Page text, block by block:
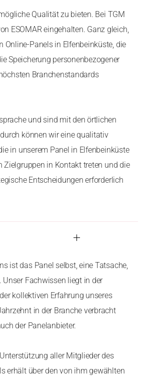
Qualität zu bieten. Bei TGM
ESOMAR eingehalten. Ganz gleich,
Panels in Elfenbeinküste, die
Speicherung personenbezogener
Branchenstandards
und sind mit den örtlichen
können wir eine qualitativ
in unserem Panel in Elfenbeinküste
Zielgruppen in Kontakt treten und die
Entscheidungen erforderlich
ist das Panel selbst, eine Tatsache,
Unser Fachwissen liegt in der
kollektiven Erfahrung unseres
in der Branche verbracht
der Panelanbieter.
aller Mitglieder des
erhält über den von ihm gewählten